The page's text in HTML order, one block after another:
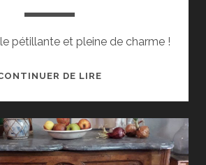
pétillante et pleine de charme !
DE LIRE
DES
VILLES
D’EAUX